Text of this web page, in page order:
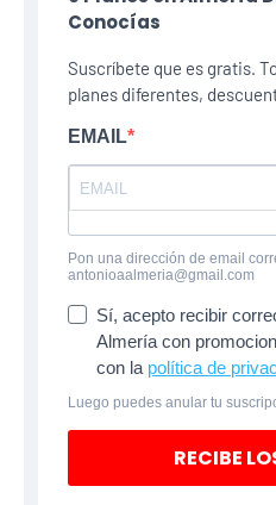
Conocías
Suscríbete que es gratis.
planes diferentes,
EMAIL
Pon una dirección de email
antonioaalmeria@gmail.com
Sí, acepto recibir
Almería con
con la política de
Luego puedes anular tu
RECIBE